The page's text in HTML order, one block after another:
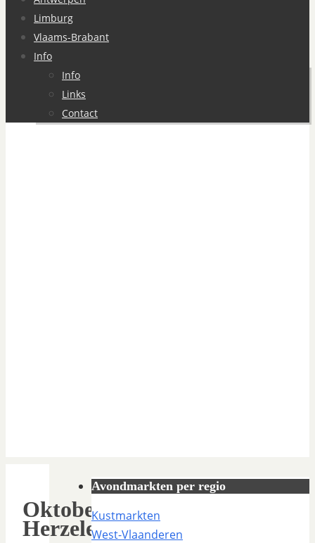
Limburg
Vlaams-Brabant
Info
Info
Links
Contact
Oktoberjaarmarkt
Herzele
Avondmarkten per regio
Kustmarkten
West-Vlaanderen